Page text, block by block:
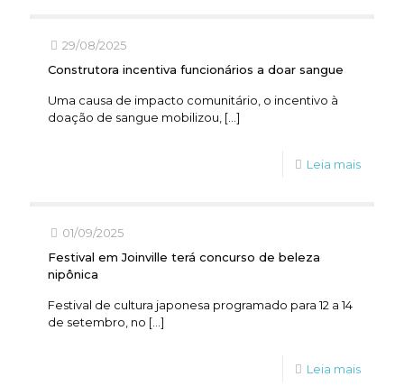
29/08/2025
Construtora incentiva funcionários a doar sangue
Uma causa de impacto comunitário, o incentivo à
doação de sangue mobilizou, […]
Leia mais
01/09/2025
Festival em Joinville terá concurso de beleza
nipônica
Festival de cultura japonesa programado para 12 a 14
de setembro, no […]
Leia mais